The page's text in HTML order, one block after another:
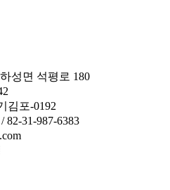
성면 석평로 180
김포-0192
82-31-987-6383